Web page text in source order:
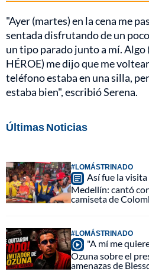
"Ayer (martes) en la cena me
sentada disfrutando de un
un tipo parado junto a mí. Algo
HÉROE) me dijo que me
teléfono estaba en una silla,
estaba bien", escribió Serena.
Últimas Noticias
#LOMÁSTRINADO
Así fue la visita
Medellín: cantó
camiseta de
#LOMÁSTRINADO
"A mí me
Ozuna sobre el
amenazas de